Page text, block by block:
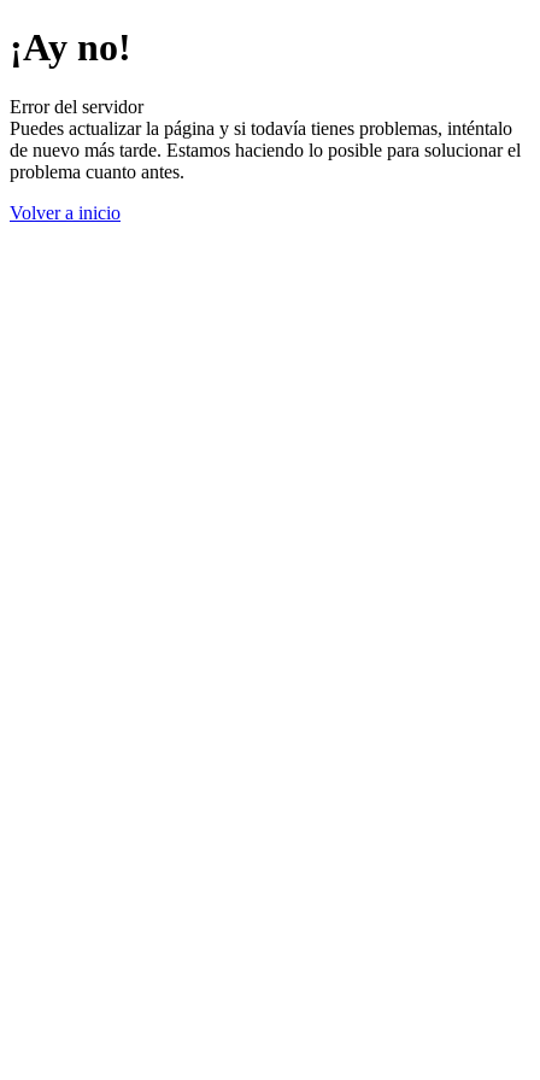
¡Ay no!
Error del servidor
Puedes actualizar la página y si todavía tienes problemas, inténtalo
de nuevo más tarde. Estamos haciendo lo posible para solucionar el
problema cuanto antes.
Volver a inicio